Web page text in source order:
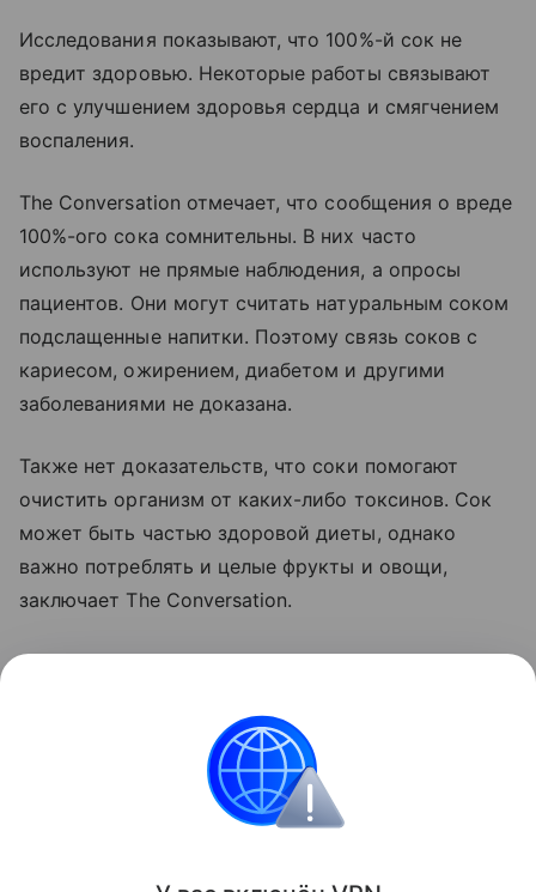
Исследования показывают, что 100%-й сок не
вредит здоровью. Некоторые работы связывают
его с улучшением здоровья сердца и смягчением
воспаления.
The Conversation отмечает, что сообщения о вреде
100%-ого сока сомнительны. В них часто
используют не прямые наблюдения, а опросы
пациентов. Они могут считать натуральным соком
подслащенные напитки. Поэтому связь соков с
кариесом, ожирением, диабетом и другими
заболеваниями не доказана.
Также нет доказательств, что соки помогают
очистить организм от каких-либо токсинов. Сок
может быть частью здоровой диеты, однако
важно потреблять и целые фрукты и овощи,
заключает The Conversation.
Читайте также:Почему бесполезно копировать